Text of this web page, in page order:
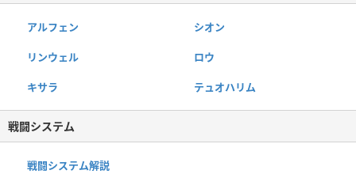
アルフェン シオン
リンウェル ロウ
キサラ テュオハリム
戦闘システム
戦闘システム解説